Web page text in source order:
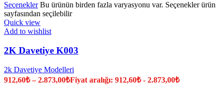
Seçenekler Bu ürünün birden fazla varyasyonu var. Seçenekler ürün
sayfasından seçilebilir
Quick view
Add to wishlist
2K Davetiye K003
2k Davetiye Modelleri
912,60₺ –2.873,00₺Fiyat aralığı: 912,60₺ - 2.873,00₺